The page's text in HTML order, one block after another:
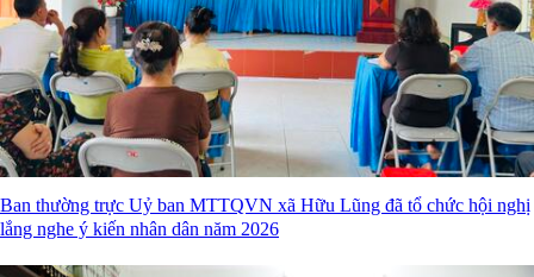
Ban thường trực Uỷ ban MTTQVN xã Hữu Lũng đã tổ chức hội nghị
lắng nghe ý kiến nhân dân năm 2026